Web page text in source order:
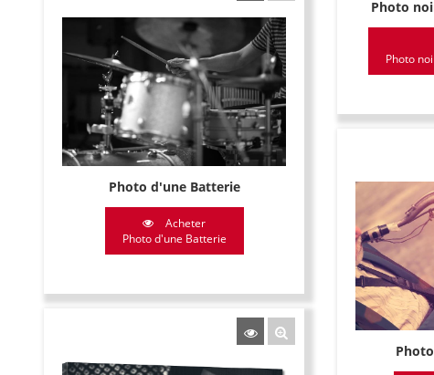
Photo
Photo
Photo d'une Batterie
Acheter
Photo d'une Batterie